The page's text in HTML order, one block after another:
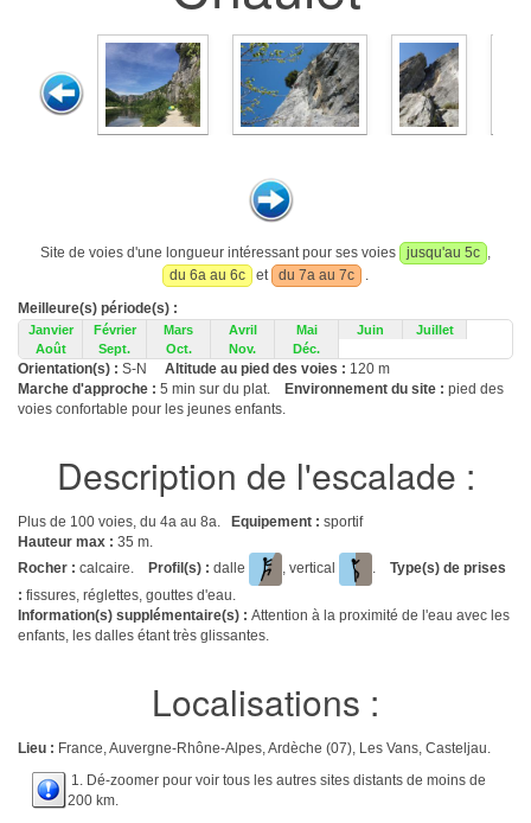
Site de voies d'une longueur intéressant pour ses voies jusqu'au 5c ,
du 6a au 6c
et du 7a au 7c
.
Meilleure(s) période(s) :
Janvier Février Mars Avril Mai Juin
Juillet
Août
Sept. Oct. Nov. Déc.
Orientation(s) : S-N Altitude au pied des voies : 120 m
Marche d'approche : 5 min sur du plat. Environnement du site : pied des
voies confortable pour les jeunes enfants.
Description de l'escalade :
Plus de 100 voies, du 4a au 8a. Equipement : sportif
Hauteur max : 35 m.
Rocher : calcaire. Profil(s) : dalle , vertical . Type(s) de prises
: fissures, réglettes, gouttes d'eau.
Information(s) supplémentaire(s) : Attention à la proximité de l'eau avec les
enfants, les dalles étant très glissantes.
Localisations :
Lieu : France, Auvergne-Rhône-Alpes, Ardèche (07), Les Vans, Casteljau.
1. Dé-zoomer pour voir tous les autres sites distants de moins de
200 km.